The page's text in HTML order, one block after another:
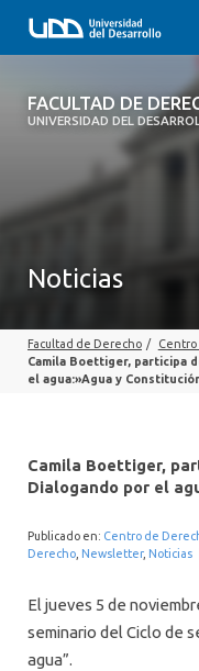
FACULTAD DE
UNIVERSIDAD DEL
FACULTAD DE
SOBRE LA FACULTAD
PROFESORES
INTERNACIONAL
Noticias
Facultad de Derecho / Centro
Camila Boettiger, participa
el agua:»Agua y
Camila Boettiger,
Dialogando por el
Publicado en: Centro de
Derecho Newsletter, Noticias
El jueves 5 de
seminario del Ciclo de
agua”.